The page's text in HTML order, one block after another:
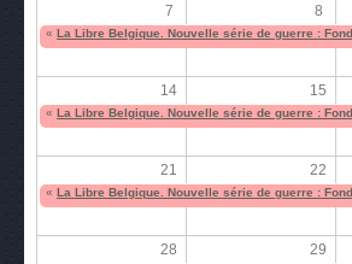
7 8
« La Libre Belgique. Nouvelle série de guerre :
14 15
« La Libre Belgique. Nouvelle série de guerre :
21 22
« La Libre Belgique. Nouvelle série de guerre :
28 29